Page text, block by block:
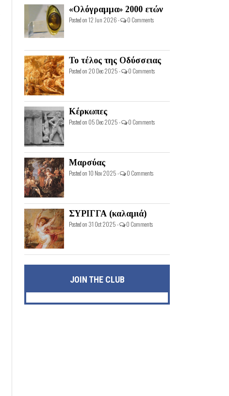
«Ολόγραμμα» 2000 ετών
Posted on 12 Jun 2026 - 0 Comments
Το τέλος της Οδύσσειας
Posted on 20 Dec 2025 - 0 Comments
Κέρκωπες
Posted on 05 Dec 2025 - 0 Comments
Μαρσύας
Posted on 10 Nov 2025 - 0 Comments
ΣΥΡΙΓΓΑ (καλαμιά)
Posted on 31 Oct 2025 - 0 Comments
JOIN THE CLUB